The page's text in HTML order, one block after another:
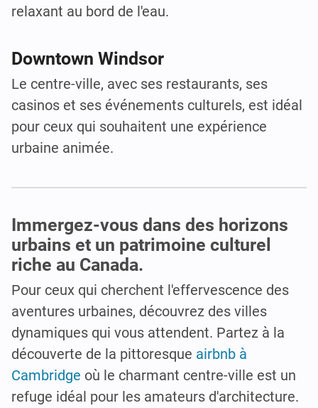
relaxant au bord de l'eau.
Downtown Windsor
Le centre-ville, avec ses restaurants, ses
casinos et ses événements culturels, est idéal
pour ceux qui souhaitent une expérience
urbaine animée.
Immergez-vous dans des horizons
urbains et un patrimoine culturel
riche au Canada.
Pour ceux qui cherchent l'effervescence des
aventures urbaines, découvrez des villes
dynamiques qui vous attendent. Partez à la
découverte de la pittoresque airbnb à
Cambridge où le charmant centre-ville est un
refuge idéal pour les amateurs d'architecture.